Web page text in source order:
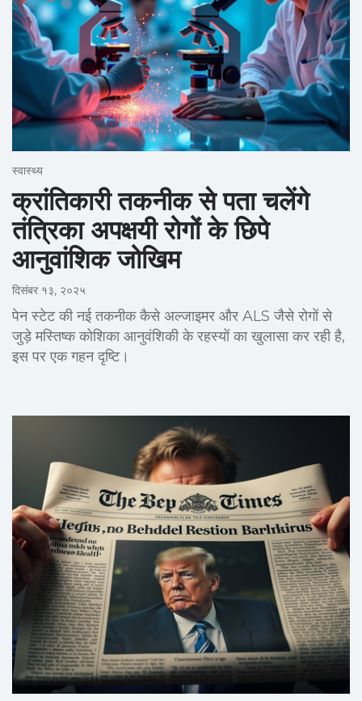
स्वास्थ्य
क्रांतिकारी तकनीक से पता चलेंगे
तंत्रिका अपक्षयी रोगों के छिपे
आनुवांशिक जोखिम
दिसंबर १३, २०२५
पेन स्टेट की नई तकनीक कैसे अल्जाइमर और ALS जैसे रोगों से
जुड़े मस्तिष्क कोशिका आनुवंशिकी के रहस्यों का खुलासा कर रही है,
इस पर एक गहन दृष्टि।